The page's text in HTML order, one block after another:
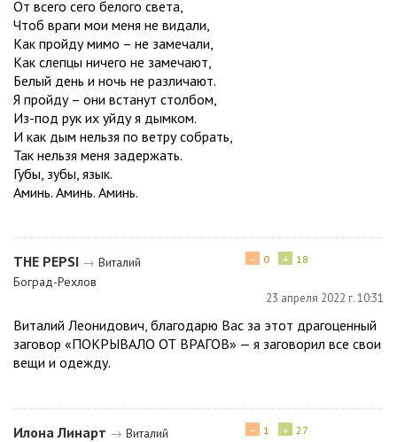
От всего сего белого света,
Чтоб враги мои меня не видали,
Как пройду мимо – не замечали,
Как слепцы ничего не замечают,
Белый день и ночь не различают.
Я пройду – они встанут столбом,
Из-под рук их уйду я дымком.
И как дым нельзя по ветру собрать,
Так нельзя меня задержать.
Губы, зубы, язык.
Аминь. Аминь. Аминь.
ТНЕ РЕРЅІ → Виталий
Боград-Рехлов
+ 18
− 0
23 апреля 2022 г. 10:31
Виталий Леонидович, благодарю Вас за этот драгоценный
заговор «ПОКРЫВАЛО ОТ ВРАГОВ» — я заговорил все свои
вещи и одежду.
Илона Линарт → Виталий
+ 27
− 1